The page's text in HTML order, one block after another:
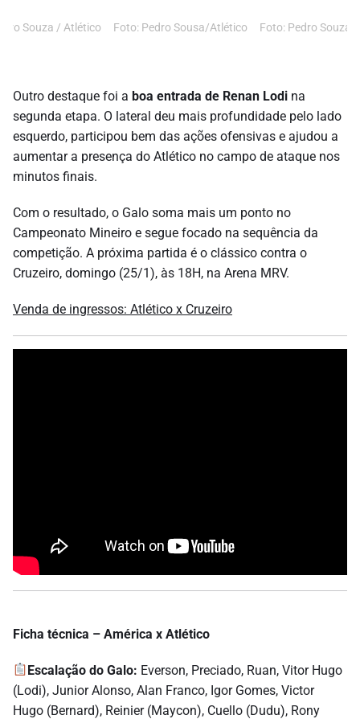
Souza / Atlético Foto: Pedro Sousa/Atlético Foto: Pedro Souza
Outro destaque foi a boa entrada de Renan Lodi na
segunda etapa. O lateral deu mais profundidade pelo lado
esquerdo, participou bem das ações ofensivas e ajudou a
aumentar a presença do Atlético no campo de ataque nos
minutos finais.
Com o resultado, o Galo soma mais um ponto no
Campeonato Mineiro e segue focado na sequência da
competição. A próxima partida é o clássico contra o
Cruzeiro, domingo (25/1), às 18H, na Arena MRV.
Venda de ingressos: Atlético x Cruzeiro
Ficha técnica – América x Atlético
Escalação do Galo: Everson, Preciado, Ruan, Vitor Hugo
(Lodi), Junior Alonso, Alan Franco, Igor Gomes, Victor
Hugo (Bernard), Reinier (Maycon), Cuello (Dudu), Rony